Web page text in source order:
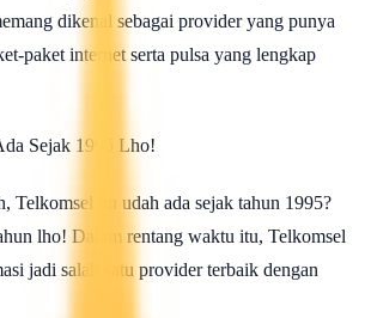
dikenal sebagai provider yang punya
paket internet serta pulsa yang lengkap
Sejak 1995 Lho!
Telkomsel itu udah ada sejak tahun 1995?
lho! Dalam rentang waktu itu, Telkomsel
jadi salah satu provider terbaik dengan